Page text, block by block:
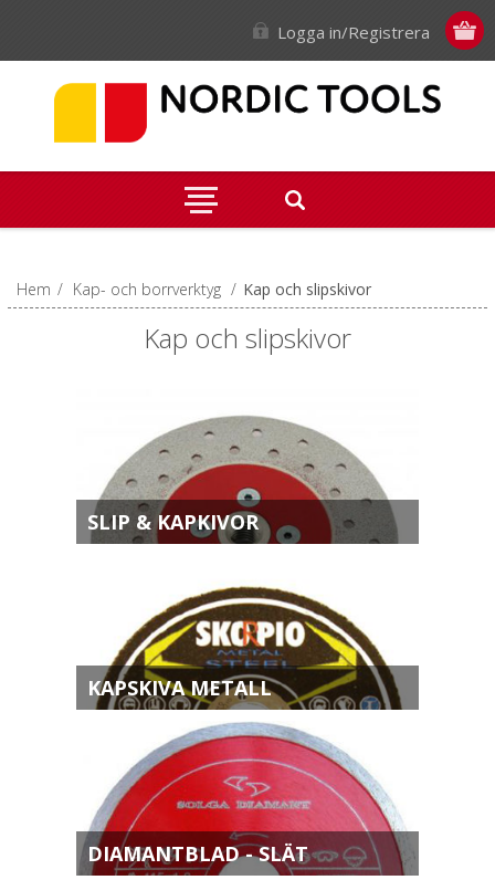
Logga in/Registrera
Hem / Kap- och borrverktyg / Kap och slipskivor
Kap och slipskivor
SLIP & KAPKIVOR
KAPSKIVA METALL
DIAMANTBLAD - SLÄT